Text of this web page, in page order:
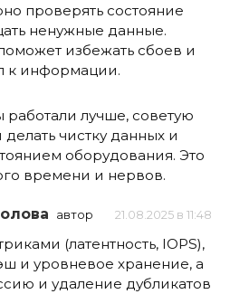
проверять состояние
ненужные данные.
избежать сбоев и
к информации.
работали лучше, советую
чистку данных и
оборудования. Это
времени и нервов.
автор 21.08.2025 в 11:48
(латентность, IOPS),
и уровневое хранение, а
и удаление дубликатов